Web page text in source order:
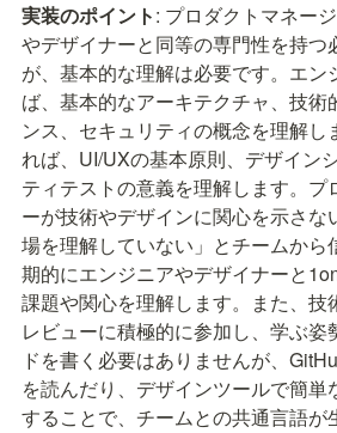
実装のポイント: プロダクトマネー
やデザイナーと同等の専門性を持つ
が、基本的な理解は必要です。エン
ば、基本的なアーキテクチャ、技術
ンス、セキュリティの概念を理解し
れば、UI/UXの基本原則、デザイン
ティテストの意義を理解します。プ
ーが技術やデザインに関心を示さな
場を理解していない」とチームから
期的にエンジニアやデザイナーと
課題や関心を理解します。また、技
レビューに積極的に参加し、学ぶ姿
ドを書く必要はありませんが、
を読んだり、デザインツールで簡単
することで、チームとの共通言語が